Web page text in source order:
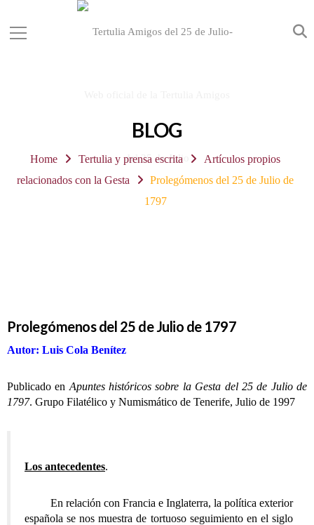
BLOG
Home Tertulia y prensa escrita
Artículos propios
relacionados con la Gesta
Prolegómenos del 25 de Julio de
1797
Prolegómenos del 25 de Julio de 1797
Autor: Luis Cola Benítez
Publicado en Apuntes históricos sobre la Gesta del 25 de Julio de
1797. Grupo Filatélico y Numismático de Tenerife, Julio de 1997
Los antecedentes.
En relación con Francia e Inglaterra, la política exterior
española se nos muestra de tortuoso seguimiento en el siglo